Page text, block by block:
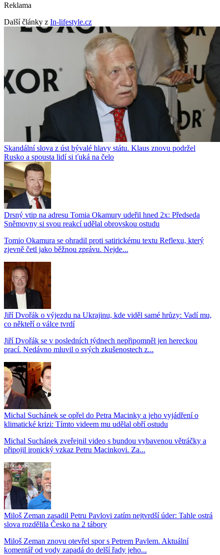
Reklama
Další články z In-lifestyle.cz
Skandální slova z úst bývalé hlavy státu. Klaus znovu podržel
Rusko a spousta lidí si ťuká na čelo
Drsný vtip na adresu Tomia Okamury udeřil hned 2x: Předseda
Sněmovny si svou reakcí udělal obrovskou ostudu
Tomio Okamura se ohradil proti satirickému textu Reflexu, který
zjevně četl jako běžnou zprávu. Nejde...
Jiří Dvořák o výjezdu na Ukrajinu, kde viděl samé hrůzy: Vadí mu,
co někteří o válce tvrdí
Jiří Dvořák se v posledních týdnech nepřipomněl jen hereckou
prací. Nedávno mluvil o svých zkušenostech z...
Michal Suchánek se opřel do Petra Macinky a jeho vyjádření o
klimatické krizi: Tímto videem mu udělal obří ostudu
Michal Suchánek zveřejnil video s bundou vybavenou větráčky a
připojil ironický vzkaz Petru Macinkovi. Za...
Miloš Zeman zasadil Petru Pavlovi zatím nejtvrdší úder: Tahle ostrá
slova rozdělila Česko na 2 tábory
Miloš Zeman znovu otevřel spor s Petrem Pavlem. Aktuální
komentář od vody zapadá do delší řady jeho...